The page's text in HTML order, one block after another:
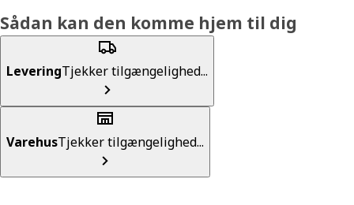
Sådan kan den komme hjem til dig
LeveringTjekker tilgængelighed...
VarehusTjekker tilgængelighed...